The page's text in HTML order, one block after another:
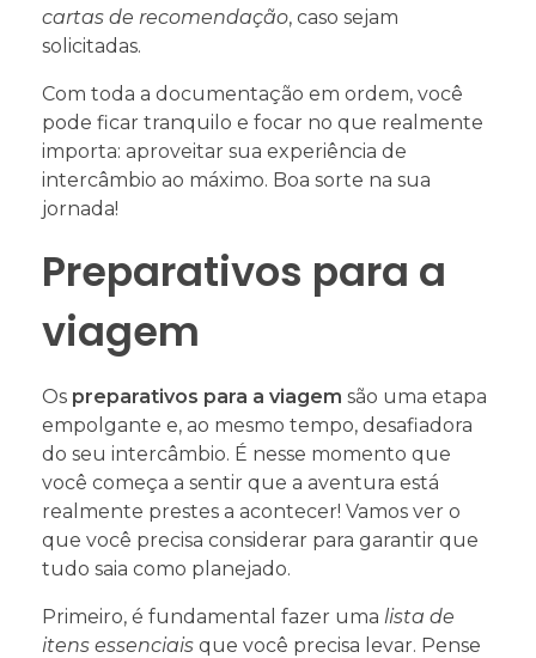
cartas de recomendação, caso sejam
solicitadas.
Com toda a documentação em ordem, você
pode ficar tranquilo e focar no que realmente
importa: aproveitar sua experiência de
intercâmbio ao máximo. Boa sorte na sua
jornada!
Preparativos para a
viagem
Os preparativos para a viagem são uma etapa
empolgante e, ao mesmo tempo, desafiadora
do seu intercâmbio. É nesse momento que
você começa a sentir que a aventura está
realmente prestes a acontecer! Vamos ver o
que você precisa considerar para garantir que
tudo saia como planejado.
Primeiro, é fundamental fazer uma lista de
itens essenciais que você precisa levar. Pense